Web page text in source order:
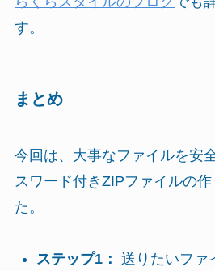
す。
まとめ
今回は、大事なファイルを安
スワード付きZIPファイルの
た。
ステップ1： 送りたいファ